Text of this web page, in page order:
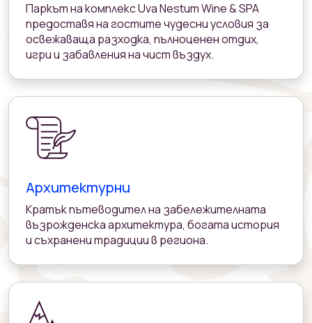
Паркът на комплекс Uva Nestum Wine & SPA
предоставя на гостите чудесни условия за
освежаваща разходка, пълноценен отдих,
игри и забавления на чист въздух.
Архитектурни
Кратък пътеводител на забележителната
възрожденска архитектура, богата история
и съхранени традиции в региона.